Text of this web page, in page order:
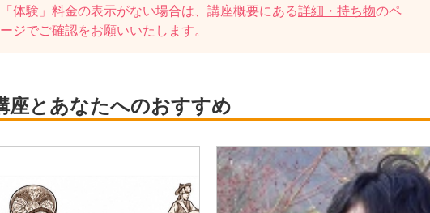
「体験」料金の表示がない場合は、講座概要にある詳細・持ち物のペ
ージでご確認をお願いいたします。